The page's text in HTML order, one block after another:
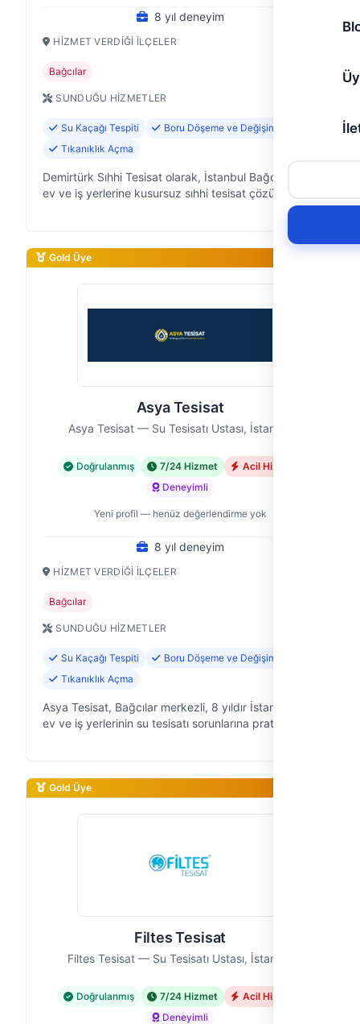
8 yıl deneyim
HIZMET VERDIĞI İLÇELER
Bağcılar
SUNDUĞU HIZMETLER
Su Kaçağı Tespiti
Boru Döşeme ve Değişimi
Tıkanıklık Açma
Demirtürk Sıhhi Tesisat olarak, İstanbul Bağcılar'da
ev ve iş yerlerine kusursuz sıhhi tesisat çözümleri
sunan, 8 yıllık saha deneyimine sahip bir ekibiz. Su
Gold Üye
Asya Tesisat
Asya Tesisat — Su Tesisatı Ustası, İstanbul
Doğrulanmış 7/24 Hizmet
Acil Hizmet
Deneyimli
Yeni profil — henüz değerlendirme yok
8 yıl deneyim
HIZMET VERDIĞI İLÇELER
Bağcılar
SUNDUĞU HIZMETLER
Su Kaçağı Tespiti
Boru Döşeme ve Değişimi
Tıkanıklık Açma
Asya Tesisat, Bağcılar merkezli, 8 yıldır İstanbul'daki
ev ve iş yerlerinin su tesisatı sorunlarına pratik ve
Gold Üye
Filtes Tesisat
Filtes Tesisat — Su Tesisatı Ustası, İstanbul
Doğrulanmış 7/24 Hizmet
Acil Hizmet
Deneyimli